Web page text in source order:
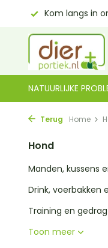
14 dagen
NATUURLIJKE
Terug Home
Hond
Manden, kussens
Drink, voerbakken
Training en gedrag
Toon meer